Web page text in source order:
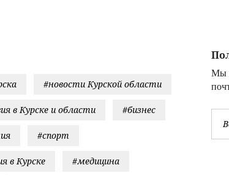
Новости. Новости
сегод
Мы
#новости Курской области
в Курске и области #бизнес
#спорт
в Курске #медицина